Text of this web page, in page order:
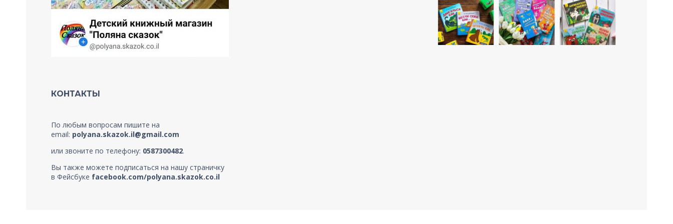
КОНТАКТЫ
По любым вопросам пишите на
email: polyana.skazok.il@gmail.com
или звоните по телефону: 0587300482.
Вы также можете подписаться на нашу страничку
в Фейсбуке facebook.com/polyana.skazok.co.il